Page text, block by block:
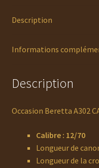
Description
Informations
Description
Occasion Beretta A302
Calibre : 12/70
Longueur de
Longueur de la